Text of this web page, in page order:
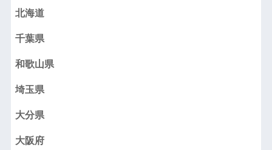
北海道
千葉県
和歌山県
埼玉県
大分県
大阪府